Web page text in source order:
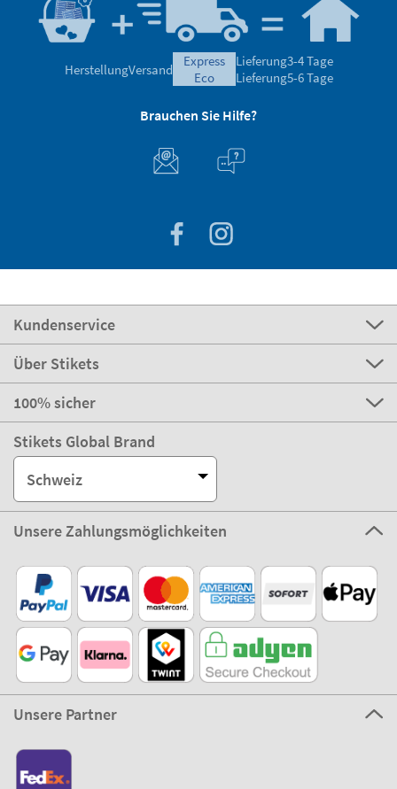
HerstellungVersand
express
eco
Lieferung3-4 Tage
Lieferung5-6 Tage
Brauchen Sie Hilfe?
Kundenservice
Über Stikets
100% sicher
Stikets Global Brand
Schweiz
Unsere Zahlungsmöglichkeiten
Unsere Partner